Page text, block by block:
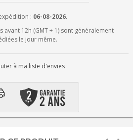
: 06-08-2026.
avant 12h (GMT + 1) sont généralement
le jour même.
à ma liste d'envies